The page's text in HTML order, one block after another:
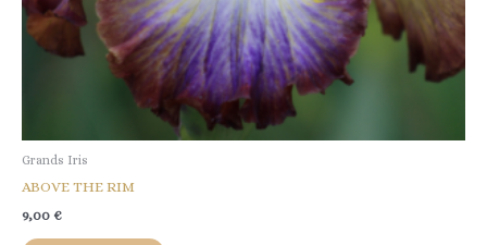
Grands Iris
ABOVE THE RIM
9,00 €